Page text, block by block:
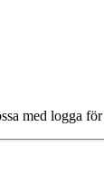
med logga